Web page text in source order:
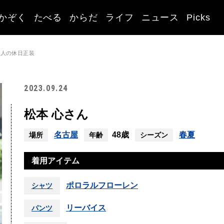
ぞく たべる からだ ライフ ニュース Picks
の休日正装
2023.09.24
松本 心さん
場所 名古屋 年齢 48歳 シーズン 春夏
着用アイテム
シャツ ポロラルフローレン
パンツ リーバイス